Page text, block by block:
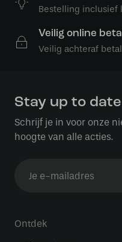
Bestelling inclusief
Veilig online
Veilig achteraf
Stay up to date
Schrijf je in voor onze
hoogte van alle acties.
Ontdek